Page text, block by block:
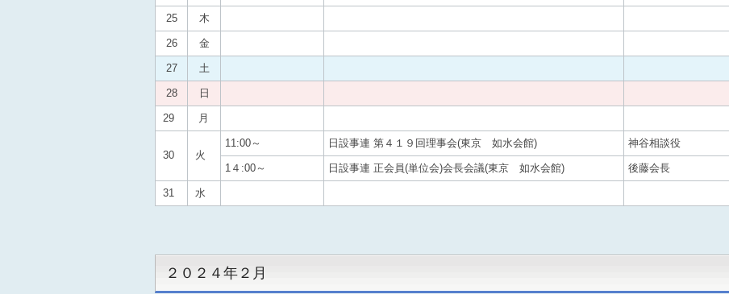
25 木
26 金
27 土
28 日
29 月
30 火
11:00～ 日設事連 第４１９回理事会(東京 如水会館) 神谷相談役
1４:00～ 日設事連 正会員(単位会)会長会議(東京 如水会館) 後藤会長
31 水
２０２４ 年２月